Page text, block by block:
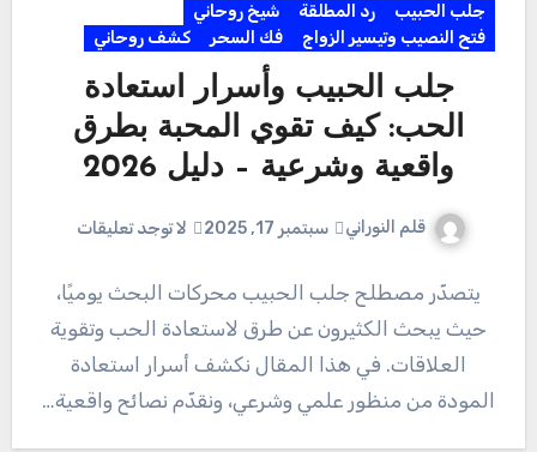
جلب الحبيب رد المطلقة
شيخ روحاني
فتح النصيب وتيسير الزواج
فك السحر كشف روحاني
جلب الحبيب وأسرار استعادة
الحب: كيف تقوي المحبة بطرق
واقعية وشرعية – دليل 2026
قلم النوراني سبتمبر 17, 2025 لا توجد تعليقات
يتصدّر مصطلح جلب الحبيب محركات البحث يوميًا،
حيث يبحث الكثيرون عن طرق لاستعادة الحب وتقوية
العلاقات. في هذا المقال نكشف أسرار استعادة
المودة من منظور علمي وشرعي، ونقدّم نصائح واقعية…